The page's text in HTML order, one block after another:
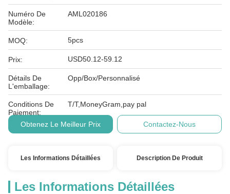
Numéro De
Modèle:
AML020186
MOQ: 5pcs
Prix: USD50.12-59.12
Détails De
L'emballage:
Opp/Box/Personnalisé
Conditions De
Paiement:
T/T,MoneyGram,pay pal
Obtenez Le Meilleur Prix Contactez-Nous
Les Informations Détaillées Description De Produit
Les Informations Détaillées